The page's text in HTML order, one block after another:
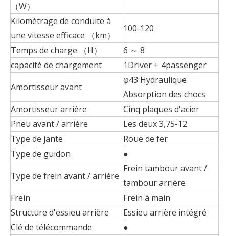
（W）
Kilométrage de conduite à
une vitesse efficace （km）
100-120
Temps de charge （H）
6 ～ 8
capacité de chargement
1Driver + 4passenger
Amortisseur avant
φ43 Hydraulique
Absorption des chocs
Amortisseur arrière
Cinq plaques d'acier
Pneu avant / arrière
Les deux 3,75-12
Type de jante
Roue de fer
Type de guidon
●
Type de frein avant / arrière
Frein tambour avant /
tambour arrière
Frein
Frein à main
Structure d'essieu arrière
Essieu arrière intégré
Clé de télécommande
●